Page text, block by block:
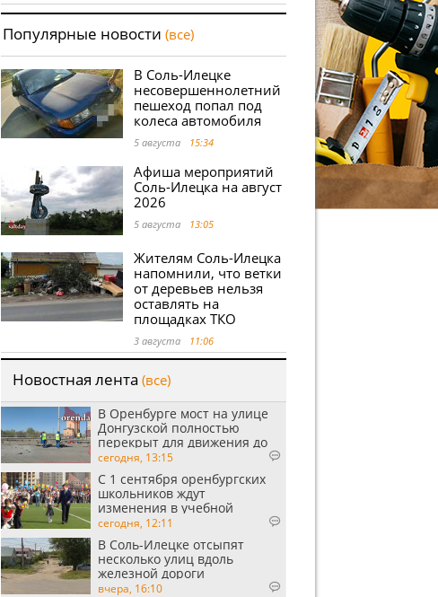
Популярные новости (все)
В Соль-Илецке
несовершеннолетний
пешеход попал под
колеса автомобиля
5 августа 15:34
Афиша мероприятий
Соль-Илецка на август
2026
5 августа 13:05
Жителям Соль-Илецка
напомнили, что ветки
от деревьев нельзя
оставлять на
площадках ТКО
3 августа 11:06
Новостная лента (все)
В Оренбурге мост на улице
Донгузской полностью
перекрыт для движения до
утра 10 августа
сегодня, 13:15
С 1 сентября оренбургских
школьников ждут
изменения в учебной
программе
сегодня, 12:11
В Соль-Илецке отсыпят
несколько улиц вдоль
железной дороги
вчера, 16:10